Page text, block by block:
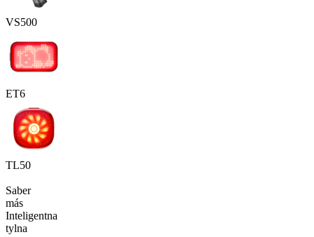
VS500
ET6
TL50
Saber
más
Inteligentna
tylna